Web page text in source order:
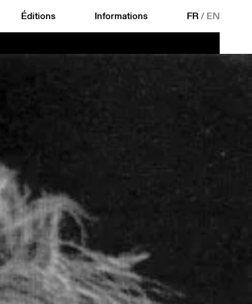
Éditions Informations FR/ EN